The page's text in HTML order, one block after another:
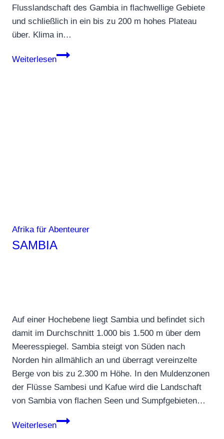
Flusslandschaft des Gambia in flachwellige Gebiete
und schließlich in ein bis zu 200 m hohes Plateau
über. Klima in…
Weiterlesen
Gambia
Afrika für Abenteurer
SAMBIA
Auf einer Hochebene liegt Sambia und befindet sich
damit im Durchschnitt 1.000 bis 1.500 m über dem
Meeresspiegel. Sambia steigt von Süden nach
Norden hin allmählich an und überragt vereinzelte
Berge von bis zu 2.300 m Höhe. In den Muldenzonen
der Flüsse Sambesi und Kafue wird die Landschaft
von Sambia von flachen Seen und Sumpfgebieten…
Weiterlesen
Sambia